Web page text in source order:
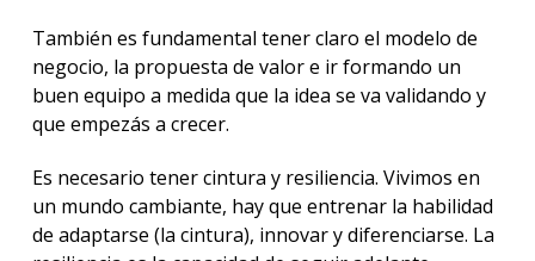
También es fundamental tener claro el modelo de
negocio, la propuesta de valor e ir formando un
buen equipo a medida que la idea se va validando y
que empezás a crecer.
Es necesario tener cintura y resiliencia. Vivimos en
un mundo cambiante, hay que entrenar la habilidad
de adaptarse (la cintura), innovar y diferenciarse. La